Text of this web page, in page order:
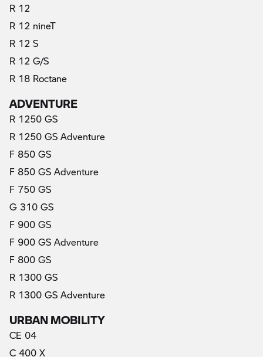
R 12
R 12 nineT
R 12 S
R 12 G/S
R 18 Roctane
ADVENTURE
R 1250 GS
R 1250 GS Adventure
F 850 GS
F 850 GS Adventure
F 750 GS
G 310 GS
F 900 GS
F 900 GS Adventure
F 800 GS
R 1300 GS
R 1300 GS Adventure
URBAN MOBILITY
CE 04
C 400 X